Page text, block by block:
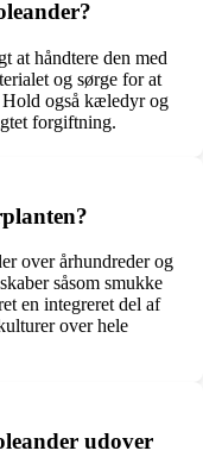
at håndtere den med
og sørge for at
også kæledyr og
forgiftning.
over århundreder og
såsom smukke
en integreret del af
over hele
udover